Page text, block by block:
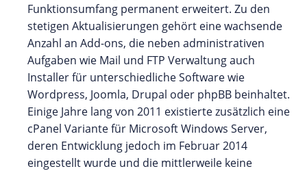
Funktionsumfang permanent erweitert. Zu den
stetigen Aktualisierungen gehört eine wachsende
Anzahl an Add-ons, die neben administrativen
Aufgaben wie Mail und FTP Verwaltung auch
Installer für unterschiedliche Software wie
Wordpress, Joomla, Drupal oder phpBB beinhaltet.
Einige Jahre lang von 2011 existierte zusätzlich eine
cPanel Variante für Microsoft Windows Server,
deren Entwicklung jedoch im Februar 2014
eingestellt wurde und die mittlerweile keine